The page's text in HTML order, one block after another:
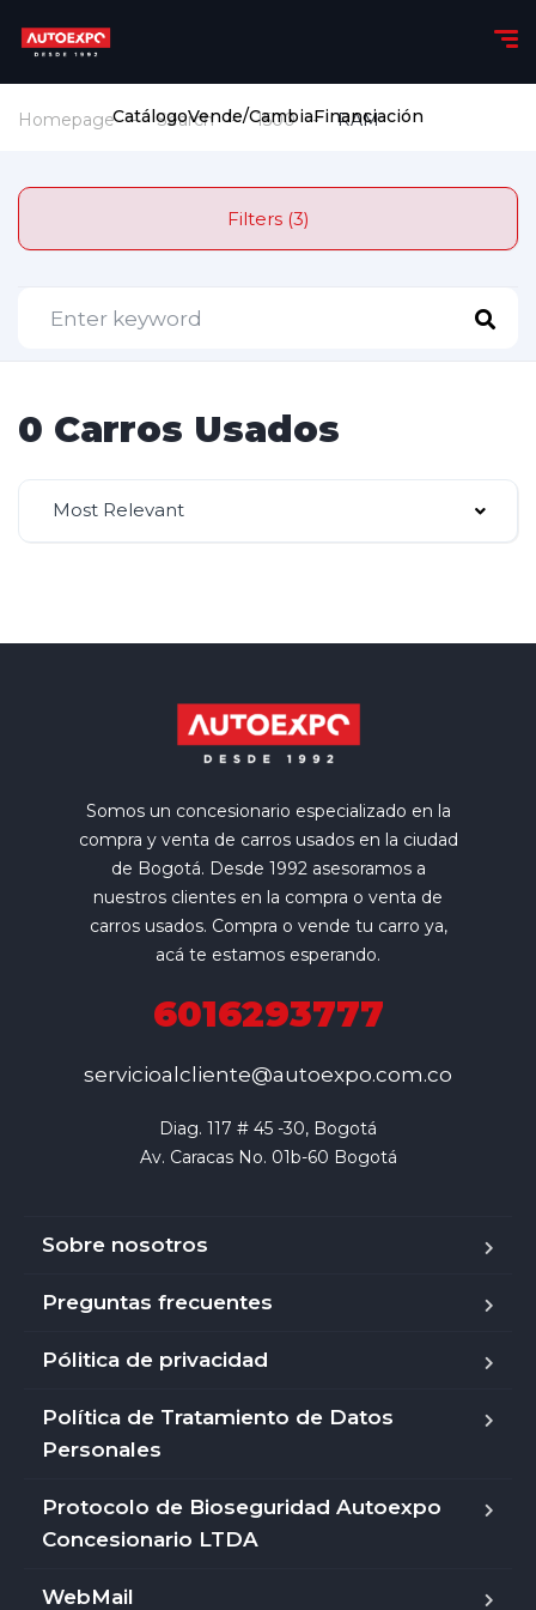
CatálogoVende/CambiaFinanciación
Homepage Search 1500 RAM
Filters (3)
0 Carros Usados
Most Relevant
Somos un concesionario especializado en la
compra y venta de carros usados en la ciudad
de Bogotá. Desde 1992 asesoramos a
nuestros clientes en la compra o venta de
carros usados. Compra o vende tu carro ya,
acá te estamos esperando.
6016293777
servicioalcliente@autoexpo.com.co
Diag. 117 # 45 -30, Bogotá
Av. Caracas No. 01b-60 Bogotá
Sobre nosotros
Preguntas frecuentes
Pólitica de privacidad
Política de Tratamiento de Datos
Personales
Protocolo de Bioseguridad Autoexpo
Concesionario LTDA
WebMail